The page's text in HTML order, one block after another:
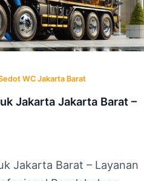
WC Jakarta Barat
Jakarta Jakarta Barat –
Jakarta Barat – Layanan